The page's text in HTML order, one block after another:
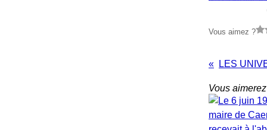
Vous aimez ?
Vous